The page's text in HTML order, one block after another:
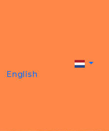
English